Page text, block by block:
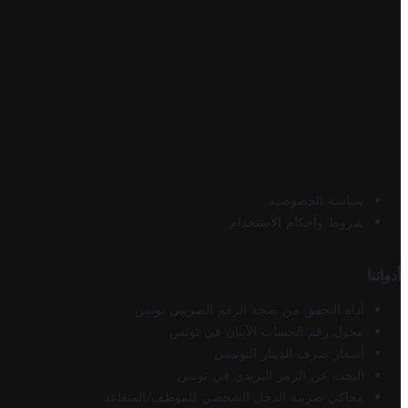
سياسة الخصوصية
شروط وأحكام الاستخدام
أدواتنا
أداة التحقق من صحة الرقم الضريبي تونس
محول رقم الحساب الآيبان في تونس
أسعار صرف الدينار التونسي
البحث عن الرمز البريدي في تونس
محاكي ضريبة الدخل الشخصي للموظف/المتقاعد